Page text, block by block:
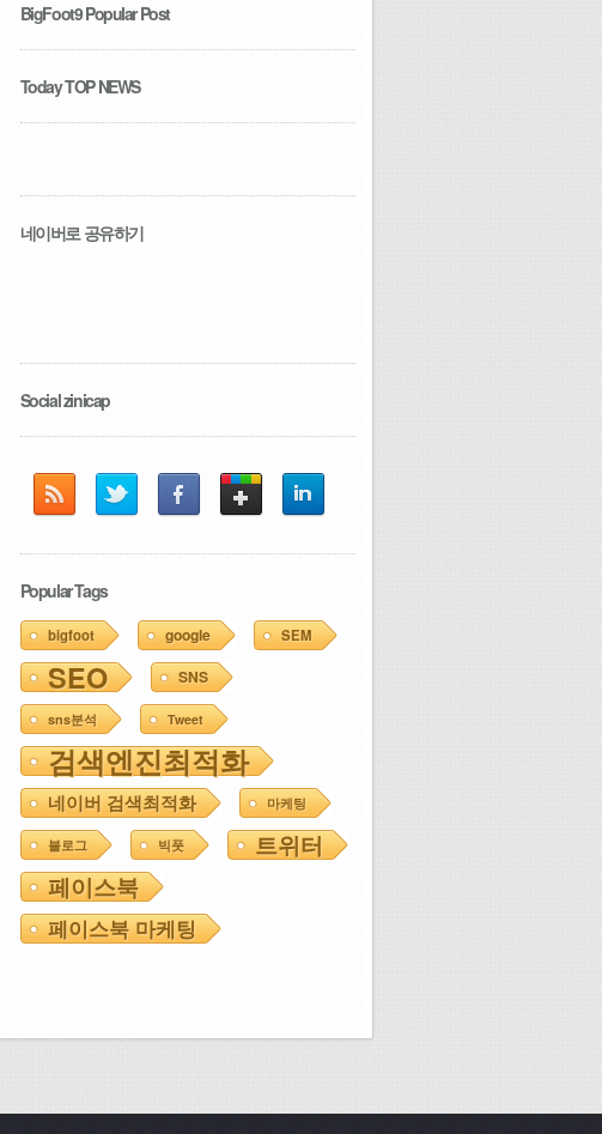
BigFoot9 Popular Post
Today TOP NEWS
네이버로 공유하기
Social zinicap
Popular Tags
bigfoot google SEM
SEO SNS
sns분석 Tweet
검색엔진최적화
네이버 검색최적화 마케팅
블로그 빅풋
트위터
페이스북
페이스북 마케팅